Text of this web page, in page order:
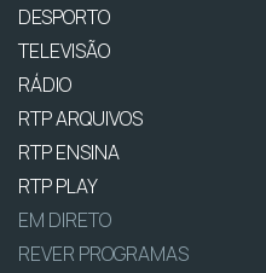
DESPORTO
TELEVISÃO
RÁDIO
RTP ARQUIVOS
RTP ENSINA
RTP PLAY
EM DIRETO
REVER PROGRAMAS